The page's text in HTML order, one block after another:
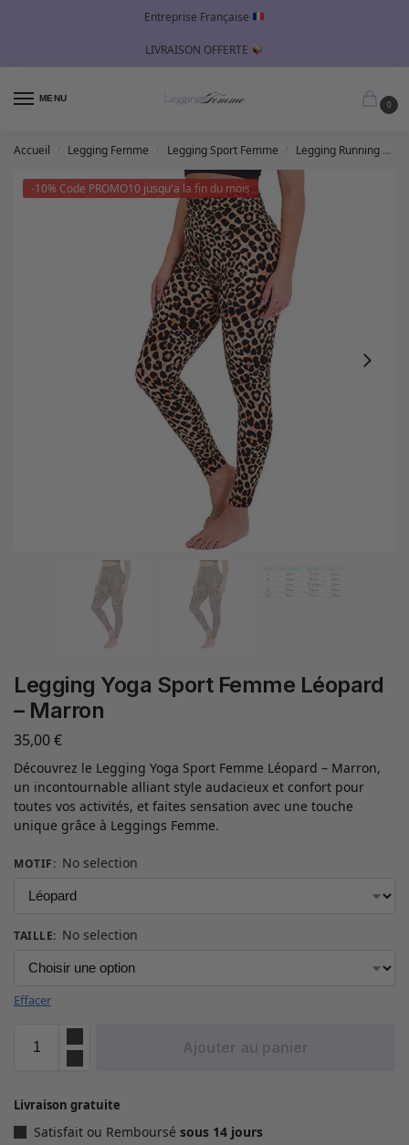
Entreprise Française
LIVRAISON OFFERTE
MENU
0
Accueil Legging Femme Legging Sport Femme Legging Running Femme
-10% Code PROMO10 jusqu'a la fin du mois
Legging Yoga Sport Femme Léopard
– Marron
35,00€
Découvrez le Legging Yoga Sport Femme Léopard – Marron,
un incontournable alliant style audacieux et confort pour
toutes vos activités, et faites sensation avec une touche
unique grâce à Leggings Femme.
MOTIF: No selection
TAILLE: No selection
Effacer
Ajouter au panier
Livraison gratuite
Satisfait ou Remboursé sous 14 jours